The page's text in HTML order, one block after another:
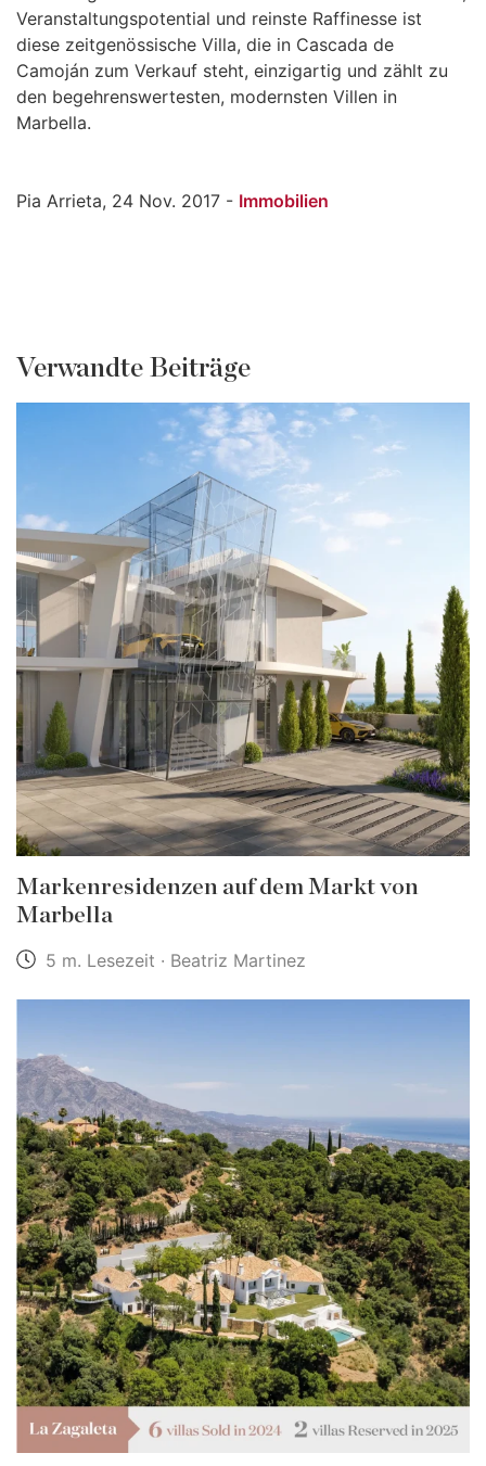
Veranstaltungspotential und reinste Raffinesse ist
diese zeitgenössische Villa, die in Cascada de
Camoján zum Verkauf steht, einzigartig und zählt zu
den begehrenswertesten, modernsten Villen in
Marbella.
Pia Arrieta, 24 Nov. 2017 - Immobilien
Verwandte Beiträge
Markenresidenzen auf dem Markt von
Marbella
5 m. Lesezeit · Beatriz Martinez